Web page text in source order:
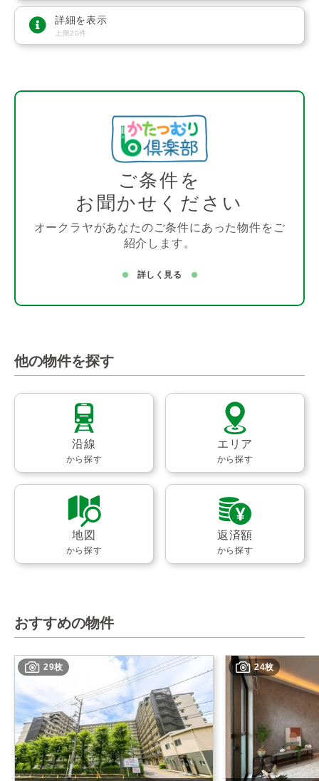
詳細を表示
上限20件
ご条件を
お聞かせください
オークラヤがあなたのご条件にあった物件をご
紹介します。
詳しく見る
他の物件を探す
沿線
から探す
エリア
から探す
地図
から探す
返済額
から探す
おすすめの物件
29枚 24枚